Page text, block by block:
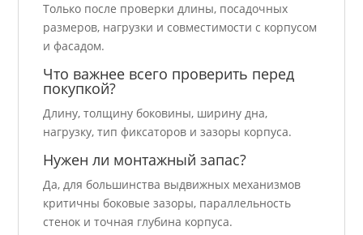
Только после проверки длины, посадочных
размеров, нагрузки и совместимости с корпусом
и фасадом.
Что важнее всего проверить перед
покупкой?
Длину, толщину боковины, ширину дна,
нагрузку, тип фиксаторов и зазоры корпуса.
Нужен ли монтажный запас?
Да, для большинства выдвижных механизмов
критичны боковые зазоры, параллельность
стенок и точная глубина корпуса.